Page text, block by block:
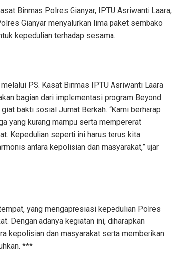
Binmas Polres Gianyar, IPTU Asriwanti Laara,
Gianyar menyalurkan lima paket sembako
kepedulian terhadap sesama.
melalui PS. Kasat Binmas IPTU Asriwanti Laara
bagian dari implementasi program Beyond
bakti sosial Jumat Berkah. “Kami berharap
yang kurang mampu serta mempererat
Kepedulian seperti ini harus terus kita
antara kepolisian dan masyarakat,” ujar
yang mengapresiasi kepedulian Polres
Dengan adanya kegiatan ini, diharapkan
kepolisian dan masyarakat serta memberikan
***